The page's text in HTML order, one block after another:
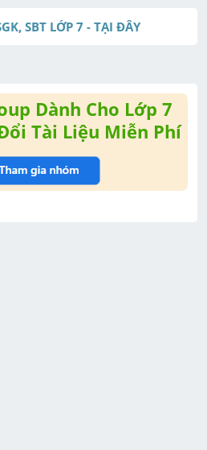
SBT LỚP 7 - TẠI ĐÂY
Dành Cho Lớp 7
Tài Liệu Miễn Phí